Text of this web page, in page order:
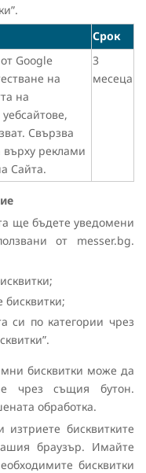
”.
Срок
Google
на
на
Свързва
върху реклами
Сайта.
3
месеца
ще бъдете уведомени
от messer.bg.
си по категории чрез
бисквитки може да
чрез същия бутон.
обработка.
бисквитките
браузър. Имайте
бисквитки